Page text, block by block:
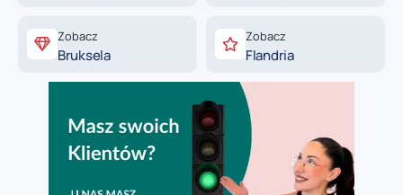
Zobacz
Bruksela
Zobacz
Flandria